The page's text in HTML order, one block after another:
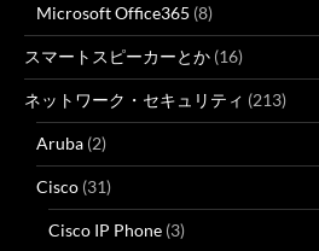
Microsoft Office365 (8)
スマートスピーカーとか (16)
ネットワーク・セキュリティ (213)
Aruba (2)
Cisco (31)
Cisco IP Phone (3)